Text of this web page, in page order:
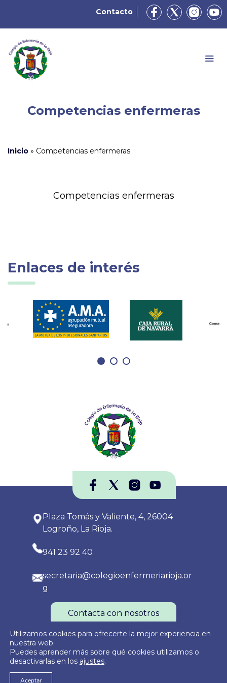
Contacto
Competencias enfermeras
Inicio » Competencias enfermeras
Competencias enfermeras
Enlaces de interés
Plaza Tomás y Valiente, 4, 26004
Logroño, La Rioja.
941 23 92 40
secretaria@colegioenfermeriarioja.or
g
Contacta con nosotros
Política de Privacidad Política de Cookies
Utilizamos cookies para ofrecerte la mejor experiencia en
nuestra web.
Puedes aprender más sobre qué cookies utilizamos o
desactivarlas en los ajustes.
Aceptar